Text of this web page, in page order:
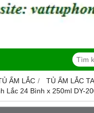
ẤM LẮC
TỦ ẤM LẮC
Lắc 24 Bình x 250ml DY-